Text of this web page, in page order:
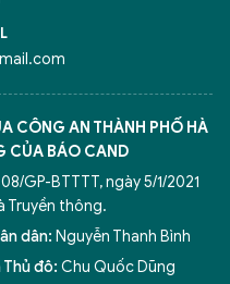
CÔNG AN THÀNH PHỐ HÀ
CỦA BÁO CAND
GP-BTTTT, ngày 5/1/2021
Truyền thông.
dân: Nguyễn Thanh Bình
đô: Chu Quốc Dũng